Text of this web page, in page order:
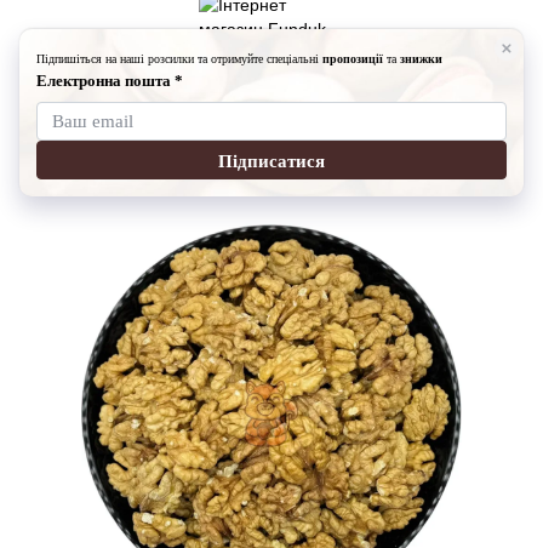
Горішки Волоський горіх (очищений) 1 кг
Волоський горіх (очищений) 1 кг
3 відгуки